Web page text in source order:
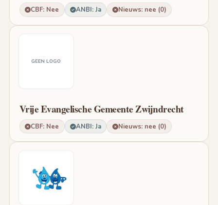
CBF: Nee ANBI: Ja Nieuws: nee (0)
GEEN LOGO
Vrije Evangelische Gemeente Zwijndrecht
CBF: Nee ANBI: Ja Nieuws: nee (0)